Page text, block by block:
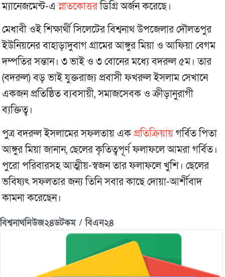
ম্যানেজমেন্ট-এস্নাতকোত্তরডিগ্রি অর্জন করেছে।
মেধাবী ওই শিক্ষার্থী সিলেটের বিশ্বনাথ উপজেলার দৌলতপুর
ইউনিয়নের বাহাড়াদুবাগ গ্রামের আঙ্গুর মিয়া ও আফিয়া বেগম
দম্পতির সন্তান। ৩ ভাই ও ৩ বোনের মধ্যে বদরুল ৫ম। তার
(বদরুল) বড় ভাই যুক্তরাজ্য প্রবাসী ফখরুল ইসলাম সেখানে
একজন প্রতিষ্ঠিত ব্যবসায়ী, সমাজসেবক ও ক্রীড়ানুরাগী
ব্যক্তিত্ব।
পুত্র বদরুল ইসলামের সফলতায় একপ্রতিক্রিয়ায়গর্বিত পিতা
আঙ্গুর মিয়া জানান, ছেলের কৃতিত্বপূর্ণ ফলাফলে আমরা গর্বিত।
পুরো পরিবারসহ আত্মীয়-স্বজন তার ফলাফলে খুশি। ছেলের
ভবিষ্যৎ সফলতার জন্য তিনি সবার কাছে দোয়া-আর্শীবাদ
কামনা করেছেন।
বিশ্বনাথনিউজ২৪ডটকম / বিএন২৪